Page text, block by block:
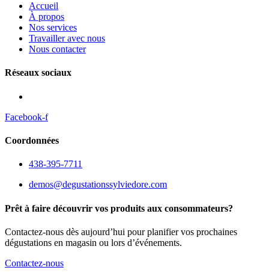
Accueil
À propos
Nos services
Travailler avec nous
Nous contacter
Réseaux sociaux
Facebook-f
Coordonnées
438-395-7711
demos@degustationssylviedore.com
Prêt à faire découvrir vos produits aux consommateurs?
Contactez-nous dès aujourd’hui pour planifier vos prochaines
dégustations en magasin ou lors d’événements.
Contactez-nous